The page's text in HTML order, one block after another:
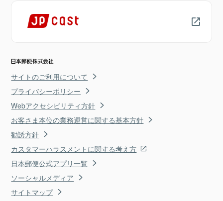
サイトのご利用について
プライバシーポリシー
Webアクセシビリティ方針
お客さま本位の業務運営に関する基本方針
勧誘方針
カスタマーハラスメントに関する考え方
日本郵便公式アプリ一覧
ソーシャルメディア
サイトマップ